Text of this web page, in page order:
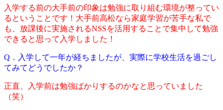
入学する前の大手前の印象は勉強に取り組む環境が整ってい
るということです！大手前高松なら家庭学習が苦手な私で
も、放課後に実施されるNSSを活用することで集中して勉強
できると思って入学しました！
Q．入学して一年が経ちましたが、実際に学校生活を過ごし
てみてどうでしたか？
正直、入学前は勉強ばかりするのかなと思っていました
（笑）